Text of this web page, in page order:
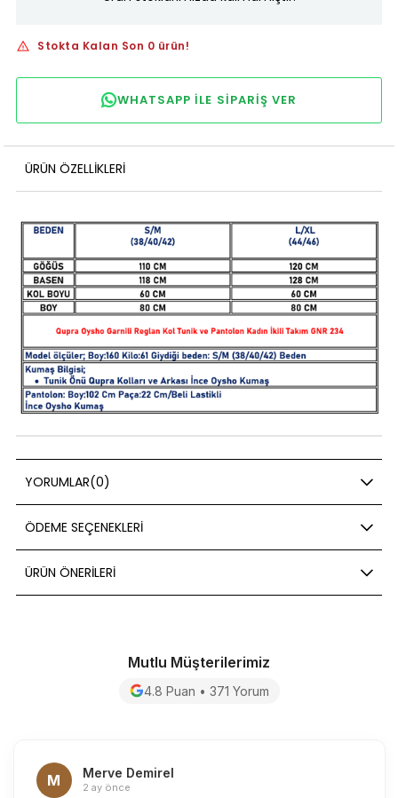
Stokta Kalan Son 0 ürün!
WHATSAPP ILE SIPARIŞ VER
ÜRÜN ÖZELLIKLERI
YORUMLAR(0)
ÖDEME SEÇENEKLERI
ÜRÜN ÖNERILERI
Mutlu Müşterilerimiz
4.8 Puan • 371 Yorum
M Merve Demirel
2 ay önce